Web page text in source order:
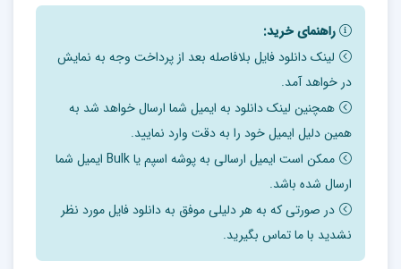
بررسی سایت پروژه.
بررسی عوامل اقلیمی لازمبرای طراحی.
انالیز پلانها,و رسم دیاگرام های لازم.
توجه توضیح زیر خارج از متن فایل می باشد:
آموزش معماری در ایران با تاسیس دانشکده هنرهای زیبا در
سال 1318 آغاز به فعالیت نمود.
بنیان‌گذاران آموزش معماری در ایران، باستان‌شناسان
فرانسوی و فارغ‌التحصیلان رشته معماری مدرسه عالی ملی
راهنمای خرید:
لینک دانلود فایل بلافاصله بعد از پرداخت وجه به نمایش
در خواهد آمد.
همچنین لینک دانلود به ایمیل شما ارسال خواهد شد به
همین دلیل ایمیل خود را به دقت وارد نمایید.
ممکن است ایمیل ارسالی به پوشه اسپم یا Bulk ایمیل شما
ارسال شده باشد.
در صورتی که به هر دلیلی موفق به دانلود فایل مورد نظر
نشدید با ما تماس بگیرید.